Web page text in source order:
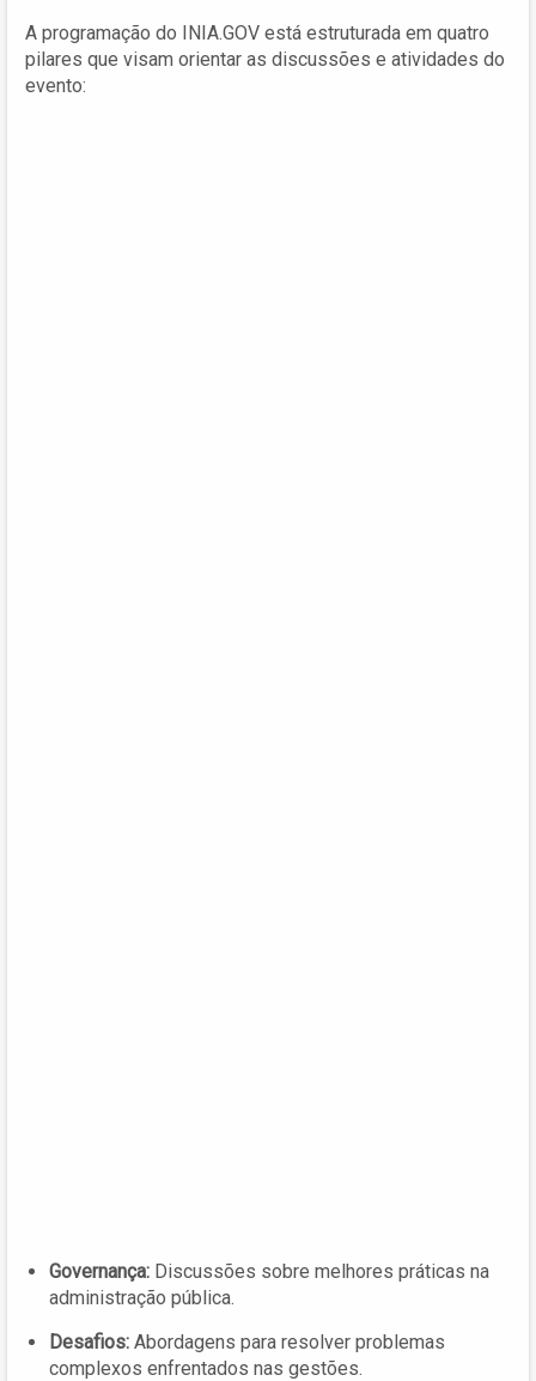
A programação do INIA.GOV está estruturada em quatro
pilares que visam orientar as discussões e atividades do
evento:
Governança: Discussões sobre melhores práticas na
administração pública.
Desafios: Abordagens para resolver problemas
complexos enfrentados nas gestões.